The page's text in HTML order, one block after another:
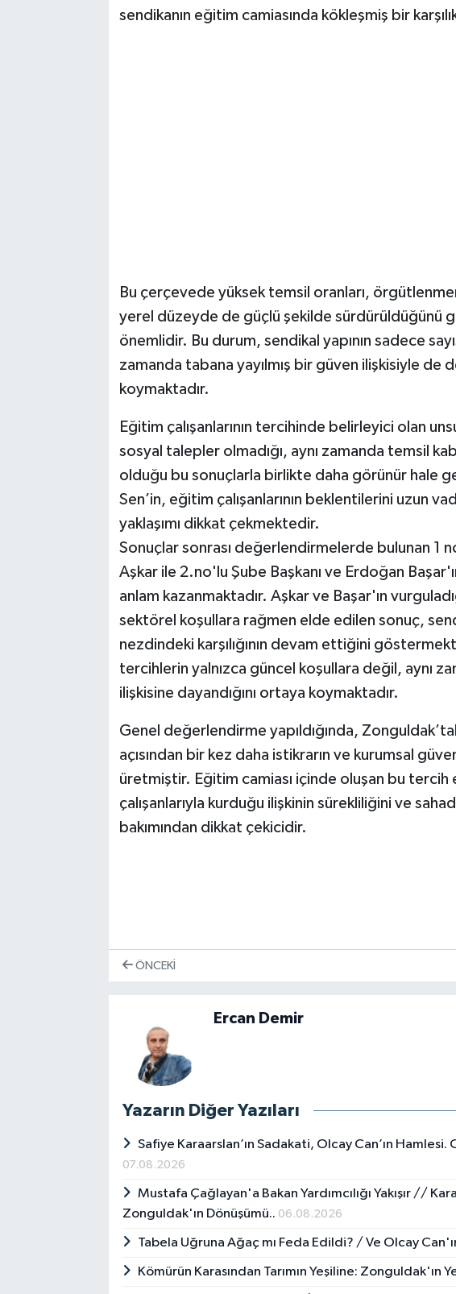
sendikanın eğitim camiasında kökleşmiş bir
Bu çerçevede yüksek temsil oranları,
yerel düzeyde de güçlü şekilde sürdürüldüğünü
önemlidir. Bu durum, sendikal yapının sadece
zamanda tabana yayılmış bir güven ilişkisiyle de
koymaktadır.
Eğitim çalışanlarının tercihinde belirleyici olan
sosyal talepler olmadığı, aynı zamanda temsil
olduğu bu sonuçlarla birlikte daha görünür hale
Sen’in, eğitim çalışanlarının beklentilerini uzun
yaklaşımı dikkat çekmektedir.
Sonuçlar sonrası değerlendirmelerde bulunan 1
Aşkar ile 2.no'lu Şube Başkanı ve Erdoğan
anlam kazanmaktadır. Aşkar ve Başar'ın
sektörel koşullara rağmen elde edilen sonuç,
nezdindeki karşılığının devam ettiğini
tercihlerin yalnızca güncel koşullara değil, aynı
ilişkisine dayandığını ortaya koymaktadır.
Genel değerlendirme yapıldığında,
açısından bir kez daha istikrarın ve kurumsal
üretmiştir. Eğitim camiası içinde oluşan bu tercih
çalışanlarıyla kurduğu ilişkinin sürekliliğini ve
bakımından dikkat çekicidir.
ÖNCEKI
Ercan Demir
Yazarın Diğer Yazıları
Safiye Karaarslan’ın Sadakati, Olcay Can’ın
07.08.2026
Mustafa Çağlayan'a Bakan Yardımcılığı Yakışır //
Zonguldak'ın Dönüşümü.. 06.08.2026
Tabela Uğruna Ağaç mı Feda Edildi? / Ve Olcay Can'ın
Kömürün Karasından Tarımın Yeşiline: Zonguldak'ın